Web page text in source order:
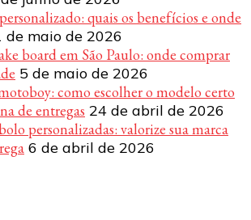
quais os benefícios e onde
de maio de 2026
board em São Paulo: onde comprar
5 de maio de 2026
como escolher o modelo certo
de entregas 24 de abril de 2026
personalizadas: valorize sua marca
6 de abril de 2026